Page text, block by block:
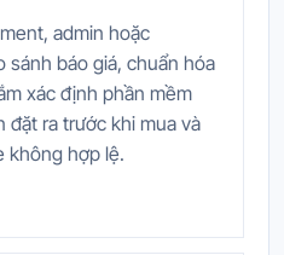
admin hoặc
sánh báo giá, chuẩn hóa
xác định phần mềm
đặt ra trước khi mua và
không hợp lệ.